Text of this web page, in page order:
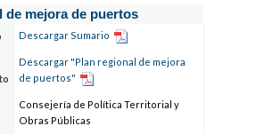
de mejora de puertos
Descargar Sumario
Descargar "Plan regional de mejora
de puertos"
Consejería de Política Territorial y
Obras Públicas